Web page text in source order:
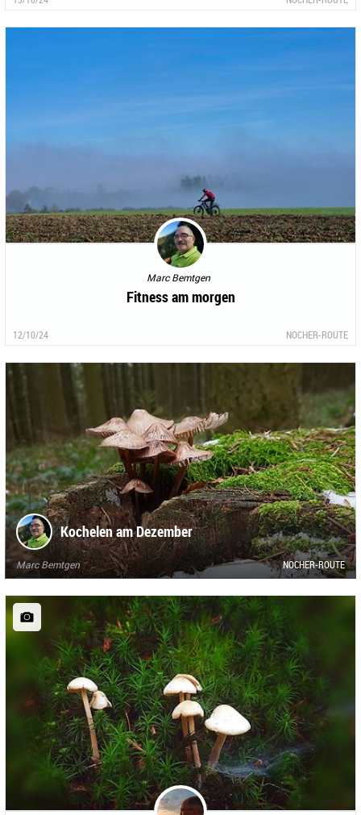
Marc Bemtgen
Fitness am morgen
12/10/24 NOCHER-ROUTE
Kochelen am Dezember
Marc Bemtgen NOCHER-ROUTE